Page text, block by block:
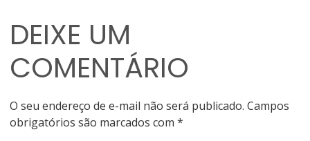
DEIXE UM
COMENTÁRIO
O seu endereço de e-mail não será publicado. Campos
obrigatórios são marcados com*